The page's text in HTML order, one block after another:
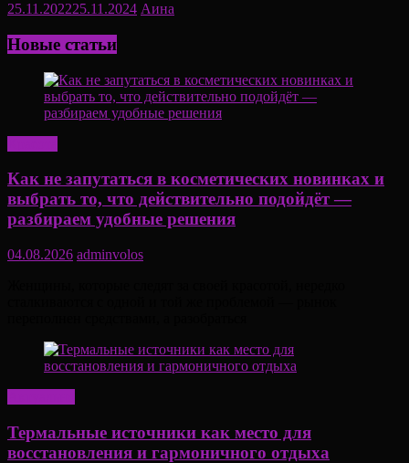
25.11.202225.11.2024 Аина
Новые статьи
Как не запутаться в косметических новинках и
выбрать то, что действительно подойдёт —
разбираем удобные решения
04.08.2026 adminvolos
Термальные источники как место для
восстановления и гармоничного отдыха